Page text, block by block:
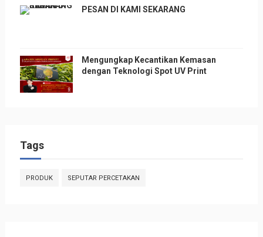
PESAN DI KAMI SEKARANG
Mengungkap Kecantikan Kemasan
dengan Teknologi Spot UV Print
Tags
PRODUK SEPUTAR PERCETAKAN